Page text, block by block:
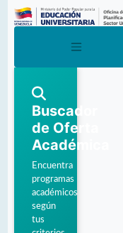
Buscador
de Oferta
Académica
Encuentra
programas
académicos
según
tus